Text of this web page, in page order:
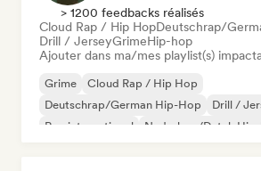
> 1200 feedbacks réalisés
Cloud Rap / Hip HopDeutschrap/
Drill / JerseyGrimeHip-hop
Ajouter dans ma/mes playlist(s)
Grime
Cloud Rap / Hip Hop
Deutschrap/German Hip-Hop
Drill /
Rap international
Nederhop/Dutch Hip-